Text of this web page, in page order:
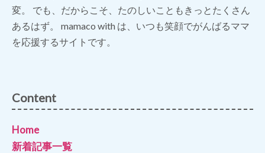
変。 でも、だからこそ、たのしいこともきっとたくさん
あるはず。 mamaco with は、いつも笑顔でがんばるママ
を応援するサイトです。
Content
Home
新着記事一覧